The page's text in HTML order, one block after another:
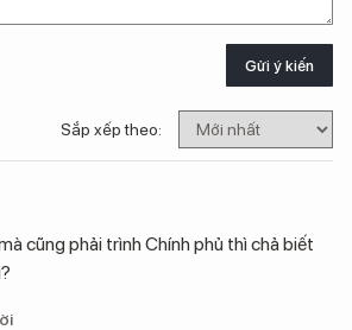
Gửi ý kiến
Sắp xếp theo:
cũng phải trình Chính phủ thì chả biết